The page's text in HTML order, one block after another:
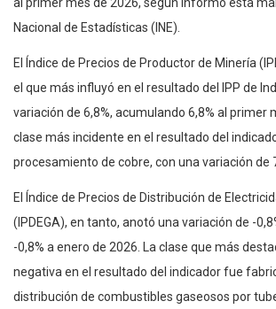
Nacional de Estadísticas (INE).
El Índice de Precios de Productor de Minería
el que más influyó en el resultado del IPP de
variación de 6,8%, acumulando 6,8% al primer
clase más incidente en el resultado del
procesamiento de cobre, con una variación de
El Índice de Precios de Distribución de
(IPDEGA), en tanto, anotó una variación de -
-0,8% a enero de 2026. La clase que más
negativa en el resultado del indicador fue
distribución de combustibles gaseosos por